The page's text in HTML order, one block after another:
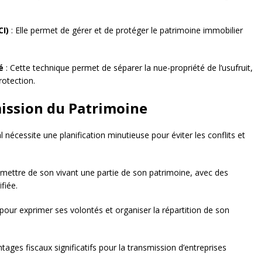
: Elle permet de gérer et de protéger le patrimoine immobilier
: Cette technique permet de séparer la nue-propriété de l’usufruit,
du Patrimoine
une planification minutieuse pour éviter les conflits et
de son vivant une partie de son patrimoine, avec des
exprimer ses volontés et organiser la répartition de son
fiscaux significatifs pour la transmission d’entreprises